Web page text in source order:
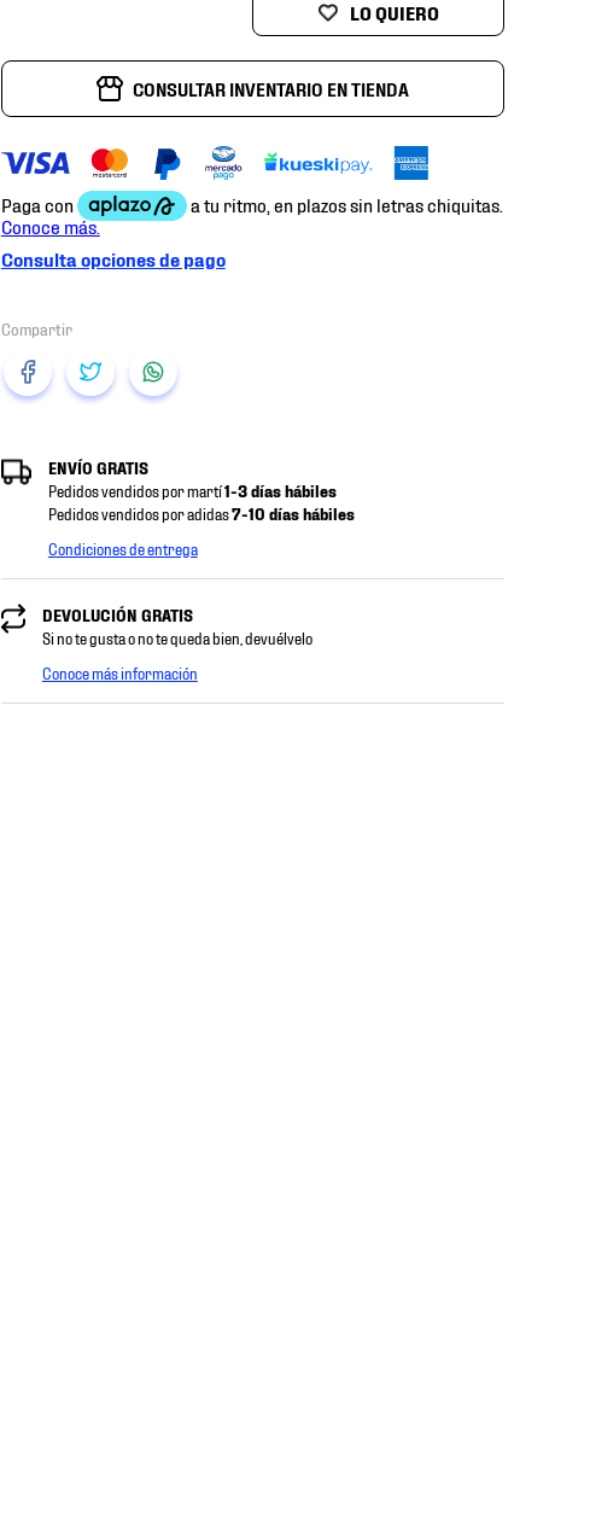
CONSULTAR INVENTARIO EN TIENDA
Consulta opciones de pago
ENVÍO GRATIS
Pedidos vendidos por martí1-3 días hábiles
Pedidos vendidos por adidas7-10 días hábiles
Condiciones de entrega
DEVOLUCIÓN GRATIS
Si no te gusta o no te queda bien, devuélvelo
Conoce más información